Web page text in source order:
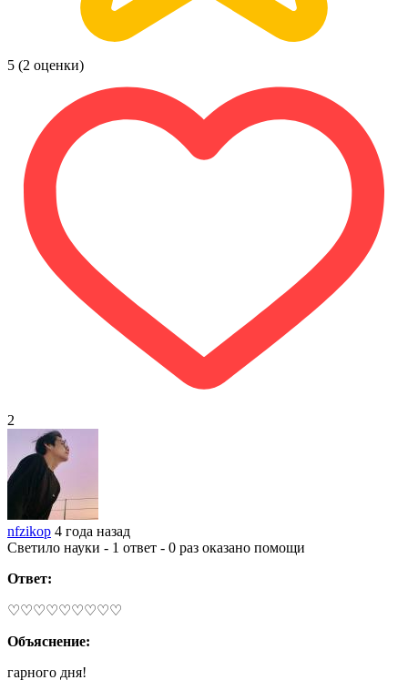
5 (2 оценки)
2
nfzikop 4 года назад
Светило науки - 1 ответ - 0 раз оказано помощи
Ответ:
♡♡♡♡♡♡♡♡♡
Объяснение:
гарного дня!